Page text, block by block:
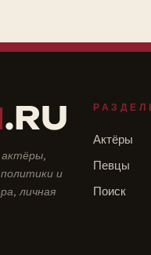
.RU
и
личная
Актёры
Певцы
Поиск